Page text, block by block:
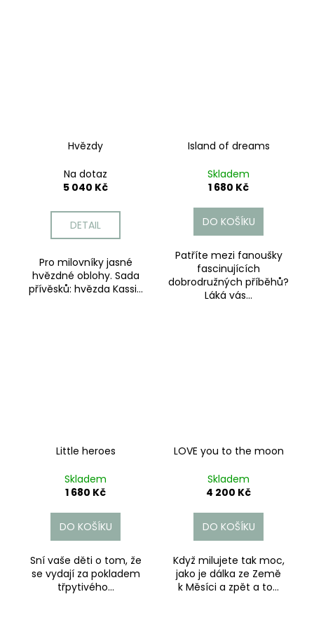
Hvězdy
Na dotaz
5 040 Kč
DETAIL
Pro milovníky jasné
hvězdné oblohy. Sada
přívěsků: hvězda Kassi...
Island of dreams
Skladem
1 680 Kč
DO KOŠÍKU
Patříte mezi fanoušky
fascinujících
dobrodružných příběhů?
Láká vás...
Little heroes
Skladem
1 680 Kč
DO KOŠÍKU
Sní vaše děti o tom, že
se vydají za pokladem
třpytivého...
LOVE you to the moon
Skladem
4 200 Kč
DO KOŠÍKU
Když milujete tak moc,
jako je dálka ze Země
k Měsíci a zpět a to...